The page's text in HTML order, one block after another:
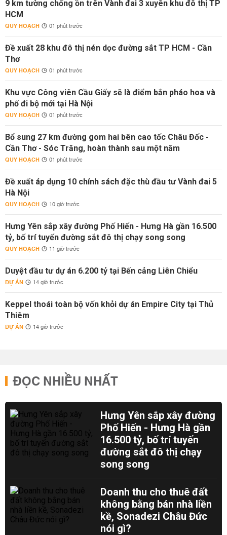
9 km tường chống ồn trên Vành đai 3 xuyên khu đô thị TP
HCM
QUY HOẠCH 01 phút trước
Đề xuất 28 khu đô thị nén dọc đường sắt TP HCM - Cần
Thơ
QUY HOẠCH 01 phút trước
Khu vực Công viên Cầu Giấy sẽ là điểm bắn pháo hoa và
phố đi bộ mới tại Hà Nội
QUY HOẠCH 01 phút trước
Bổ sung 27 km đường gom hai bên cao tốc Châu Đốc -
Cần Thơ - Sóc Trăng, hoàn thành sau một năm
QUY HOẠCH 01 phút trước
Đề xuất áp dụng 10 chính sách đặc thù đầu tư Vành đai 5
Hà Nội
QUY HOẠCH 10 giờ trước
Hưng Yên sắp xây đường Phố Hiến - Hưng Hà gần 16.500
tỷ, bố trí tuyến đường sắt đô thị chạy song song
QUY HOẠCH 11 giờ trước
Duyệt đầu tư dự án 6.200 tỷ tại Bến cảng Liên Chiểu
DỰ ÁN 14 giờ trước
Keppel thoái toàn bộ vốn khỏi dự án Empire City tại Thủ
Thiêm
DỰ ÁN 14 giờ trước
ĐỌC NHIỀU NHẤT
Hưng Yên sắp xây đường
Phố Hiến - Hưng Hà gần
16.500 tỷ, bố trí tuyến
đường sắt đô thị chạy
song song
Doanh thu cho thuê đất
không bằng bán nhà liền
kề, Sonadezi Châu Đức
nói gì?